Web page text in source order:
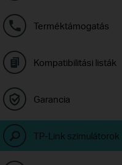
Terméktámogatás
Kompatibilitási listák
Garancia
TP-Link szimulátorok